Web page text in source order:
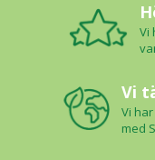
Vi
Vi
Vi
med